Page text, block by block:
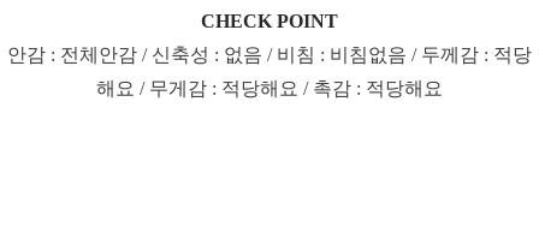
CHECK POINT
안감 : 전체안감 / 신축성 : 없음 / 비침 : 비침없음 / 두께감 : 적당
해요 / 무게감 : 적당해요 / 촉감 : 적당해요